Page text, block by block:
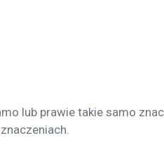
lub prawie takie samo